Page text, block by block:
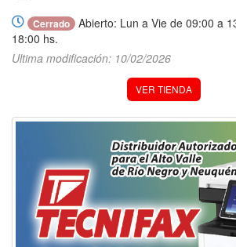
Cerrado
Abierto: Lun a Vie de 09:00 a
18:00 hs.
Ultima modificación: 10/02/2026
VER TIENDA